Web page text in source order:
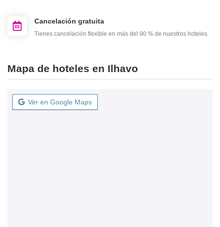
Cancelación gratuita
Tienes cancelación flexible en más del 90 % de nuestros hoteles.
Mapa de hoteles en Ilhavo
Ver en Google Maps